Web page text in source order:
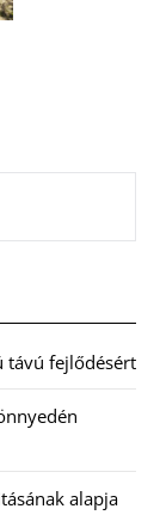
távú fejlődésért
alapja